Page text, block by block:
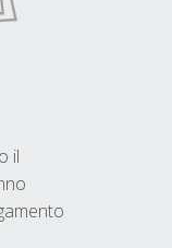
il